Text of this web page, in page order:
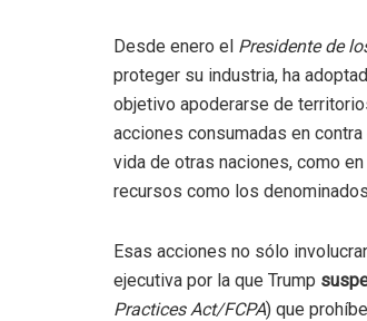
Desde enero el Presidente de
proteger su industria, ha
objetivo apoderarse de
acciones consumadas en
vida de otras naciones, como
recursos como los
Esas acciones no sólo
ejecutiva por la que Trump
Practices Act/FCPA) que